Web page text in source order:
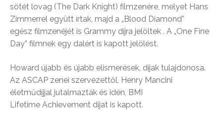
sötét lovag (The Dark Knight) filmzenére, melyet Hans
Zimmerrel együtt írtak, majd a „Blood Diamond”
egész filmzenéjét is Grammy díjra jelöltek . A „One Fine
Day” filmnek egy dalért is kapott jelölést.
Howard újabb és újabb elismerések, díjak tulajdonosa.
Az ASCAP zenei szervezettől, Henry Mancini
életműdíjjal jutalmazták és idén, BMI
Lifetime Achievement díjat is kapott.